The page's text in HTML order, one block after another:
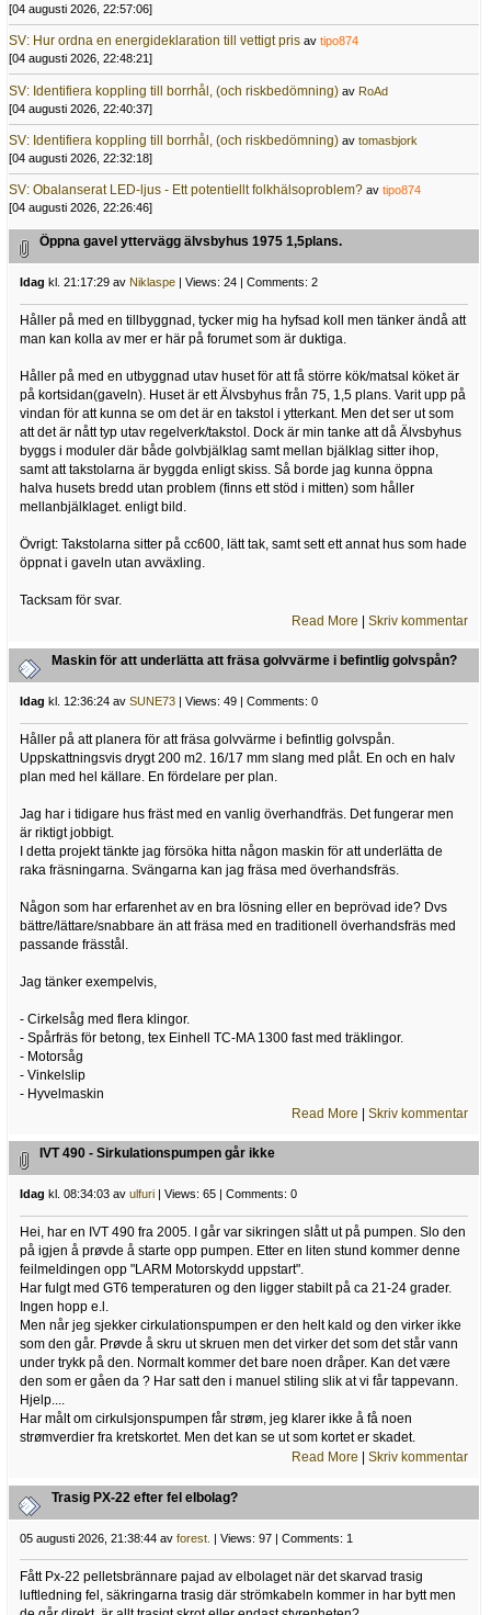
[04 augusti 2026, 22:57:06]
SV: Hur ordna en energideklaration till vettigt pris av tipo874
[04 augusti 2026, 22:48:21]
SV: Identifiera koppling till borrhål, (och riskbedömning) av RoAd
[04 augusti 2026, 22:40:37]
SV: Identifiera koppling till borrhål, (och riskbedömning) av tomasbjork
[04 augusti 2026, 22:32:18]
SV: Obalanserat LED-ljus - Ett potentiellt folkhälsoproblem? av tipo874
[04 augusti 2026, 22:26:46]
Öppna gavel yttervägg älvsbyhus 1975 1,5plans.
Idag kl. 21:17:29 av Niklaspe| Views: 24 | Comments: 2
Håller på med en tillbyggnad, tycker mig ha hyfsad koll men tänker ändå att
man kan kolla av mer er här på forumet som är duktiga.
Håller på med en utbyggnad utav huset för att få större kök/matsal köket är
på kortsidan(gaveln). Huset är ett Älvsbyhus från 75, 1,5 plans. Varit upp på
vindan för att kunna se om det är en takstol i ytterkant. Men det ser ut som
att det är nått typ utav regelverk/takstol. Dock är min tanke att då Älvsbyhus
byggs i moduler där både golvbjälklag samt mellan bjälklag sitter ihop,
samt att takstolarna är byggda enligt skiss. Så borde jag kunna öppna
halva husets bredd utan problem (finns ett stöd i mitten) som håller
mellanbjälklaget. enligt bild.
Övrigt: Takstolarna sitter på cc600, lätt tak, samt sett ett annat hus som hade
öppnat i gaveln utan avväxling.
Tacksam för svar.
Read More |Skriv kommentar
Maskin för att underlätta att fräsa golvvärme i befintlig golvspån?
Idag kl. 12:36:24 av SUNE73| Views: 49 | Comments: 0
Håller på att planera för att fräsa golvvärme i befintlig golvspån.
Uppskattningsvis drygt 200 m2. 16/17 mm slang med plåt. En och en halv
plan med hel källare. En fördelare per plan.
Jag har i tidigare hus fräst med en vanlig överhandfräs. Det fungerar men
är riktigt jobbigt.
I detta projekt tänkte jag försöka hitta någon maskin för att underlätta de
raka fräsningarna. Svängarna kan jag fräsa med överhandsfräs.
Någon som har erfarenhet av en bra lösning eller en beprövad ide? Dvs
bättre/lättare/snabbare än att fräsa med en traditionell överhandsfräs med
passande frässtål.
Jag tänker exempelvis,
- Cirkelsåg med flera klingor.
- Spårfräs för betong, tex Einhell TC-MA 1300 fast med träklingor.
- Motorsåg
- Vinkelslip
- Hyvelmaskin
Read More |Skriv kommentar
IVT 490 - Sirkulationspumpen går ikke
Idag kl. 08:34:03 av ulfuri| Views: 65 | Comments: 0
Hei, har en IVT 490 fra 2005. I går var sikringen slått ut på pumpen. Slo den
på igjen å prøvde å starte opp pumpen. Etter en liten stund kommer denne
feilmeldingen opp "LARM Motorskydd uppstart".
Har fulgt med GT6 temperaturen og den ligger stabilt på ca 21-24 grader.
Ingen hopp e.l.
Men når jeg sjekker cirkulationspumpen er den helt kald og den virker ikke
som den går. Prøvde å skru ut skruen men det virker det som det står vann
under trykk på den. Normalt kommer det bare noen dråper. Kan det være
den som er gåen da ? Har satt den i manuel stiling slik at vi får tappevann.
Hjelp....
Har målt om cirkulsjonspumpen får strøm, jeg klarer ikke å få noen
strømverdier fra kretskortet. Men det kan se ut som kortet er skadet.
Read More |Skriv kommentar
Trasig PX-22 efter fel elbolag?
05 augusti 2026, 21:38:44 av forest. | Views: 97 | Comments: 1
Fått Px-22 pelletsbrännare pajad av elbolaget när det skarvad trasig
luftledning fel, säkringarna trasig där strömkabeln kommer in har bytt men